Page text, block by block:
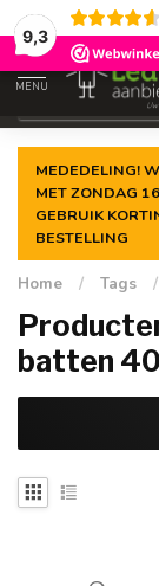
9,3
MENU
MEDEDELING!
MET ZONDAG
GEBRUIK
BESTELLING
Home / Tags /
batten